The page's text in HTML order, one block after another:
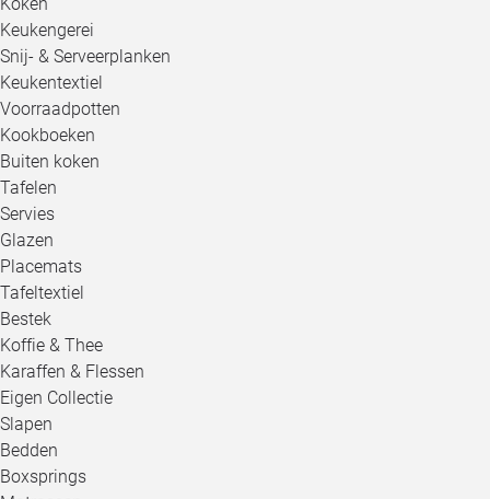
Keukengerei
Snij- & Serveerplanken
Keukentextiel
Voorraadpotten
Kookboeken
Buiten koken
Tafelen
Servies
Glazen
Placemats
Tafeltextiel
Bestek
Koffie & Thee
Karaffen & Flessen
Eigen Collectie
Slapen
Bedden
Boxsprings